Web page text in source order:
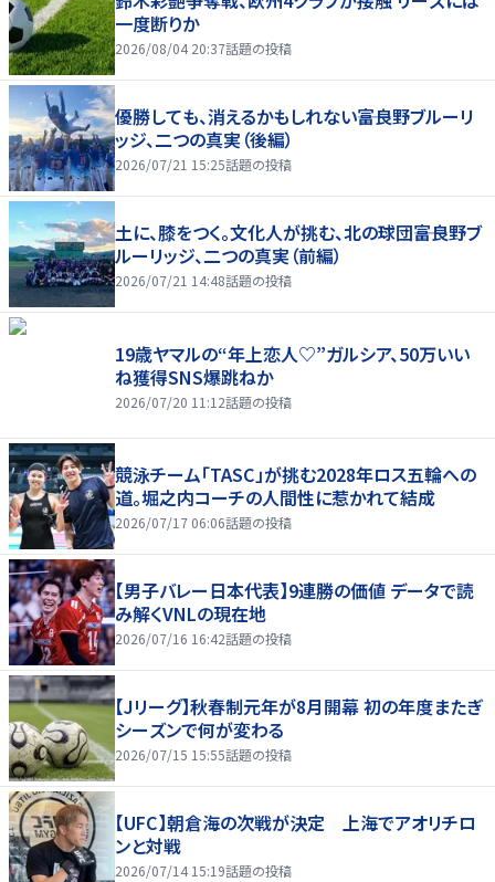
一度断りか
2026/08/04 20:37話題の投稿
優勝しても、消えるかもしれない――富良野ブルーリ
ッジ、二つの真実（後編）
2026/07/21 15:25話題の投稿
土に、膝をつく。文化人が挑む、北の球団――富良野ブ
ルーリッジ、二つの真実（前編）
2026/07/21 14:48話題の投稿
19歳ヤマルの“年上恋人♡”ガルシア、50万いい
ね獲得SNS爆跳ねか
2026/07/20 11:12話題の投稿
競泳チーム「TASC」が挑む2028年ロス五輪への
道。堀之内コーチの人間性に惹かれて結成
2026/07/17 06:06話題の投稿
【男子バレー日本代表】9連勝の価値 データで読
み解くVNLの現在地
2026/07/16 16:42話題の投稿
【Jリーグ】秋春制元年が8月開幕 初の年度またぎ
シーズンで何が変わる
2026/07/15 15:55話題の投稿
【UFC】朝倉海の次戦が決定 上海でアオリチロ
ンと対戦
2026/07/14 15:19話題の投稿